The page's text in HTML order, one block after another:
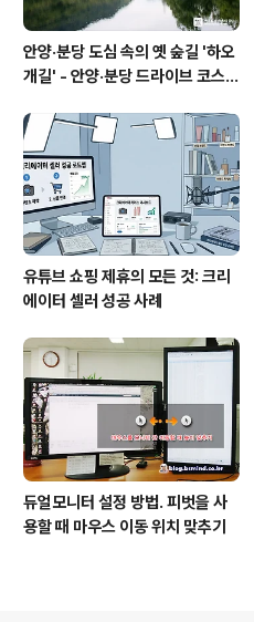
안양·분당 도심 속의 옛 숲길 '하오
개길' - 안양·분당 드라이브 코스
유튜브 쇼핑 제휴의 모든 것: 크리
에이터 셀러 성공 사례
듀얼모니터 설정 방법. 피벗을 사
용할 때 마우스 이동 위치 맞추기